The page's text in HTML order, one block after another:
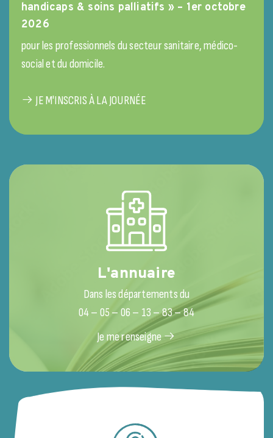
handicaps & soins palliatifs » – 1er octobre
2026
pour les professionnels du secteur sanitaire, médico-
social et du domicile.
JE M'INSCRIS À LA JOURNÉE
L'annuaire
Dans les départements du
04 – 05 – 06 – 13 – 83 – 84
Je me renseigne